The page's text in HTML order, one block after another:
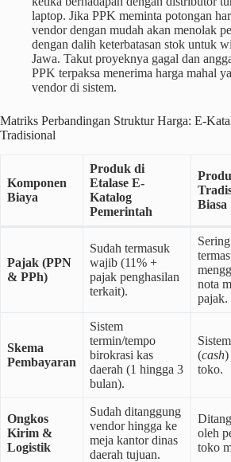
laptop. Jika PPK meminta potongan
vendor dengan mudah akan menolak
dengan dalih keterbatasan stok untuk
Jawa. Takut proyeknya gagal dan
PPK terpaksa menerima harga mahal
vendor di sistem.
Matriks Perbandingan Struktur Harga: E-
Tradisional
Komponen
Biaya
Produk di
Etalase E-
Katalog
Pemerintah
Biasa
Pajak (PPN
& PPh)
Sudah termasuk
wajib (11% +
pajak penghasilan
terkait).
nota
pajak.
Skema
Pembayaran
Sistem
termin/tempo
birokrasi kas
daerah (1 hingga 3
bulan).
(cash)
toko.
Ongkos
Kirim &
Logistik
Sudah ditanggung
vendor hingga ke
meja kantor dinas
daerah tujuan.
oleh
toko